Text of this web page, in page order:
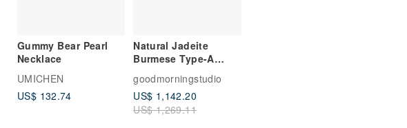
Gummy Bear Pearl
Necklace
UMICHEN
US$ 132.74
Natural Jadeite
Burmese Type-A
Jadeite Bangle •
Osmanthus Golden
Speckled Jadeite
Round Bangle
goodmorningstudio
US$ 1,142.20
US$ 1,269.11